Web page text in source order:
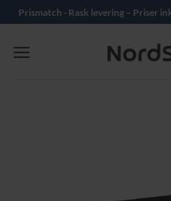
Skip
to
content
Prismatch - Rask levering – Priser